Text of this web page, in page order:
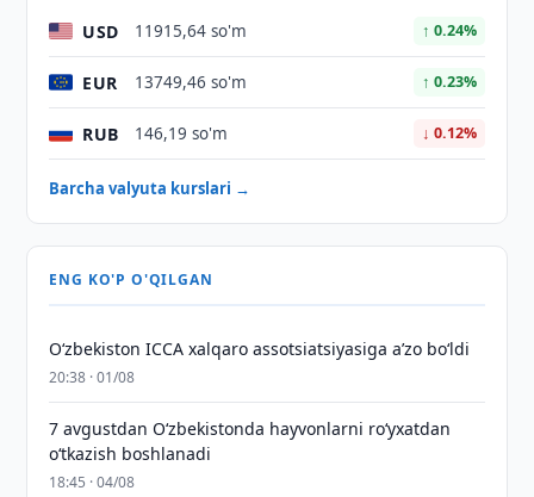
USD 11915,64 so'm ↑ 0.24%
EUR 13749,46 so'm ↑ 0.23%
RUB 146,19 so'm ↓ 0.12%
Barcha valyuta kurslari →
ENG KO'P O'QILGAN
O‘zbekiston ICCA xalqaro assotsiatsiyasiga aʼzo bo‘ldi
20:38 · 01/08
7 avgustdan O‘zbekistonda hayvonlarni ro‘yxatdan
o‘tkazish boshlanadi
18:45 · 04/08